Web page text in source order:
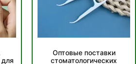
для
Оптовые поставки
стоматологических